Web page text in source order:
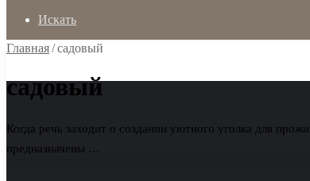
Искать
Главная/садовый
садовый
Когда речь заходит о создании уютного уголка для
предназначены …